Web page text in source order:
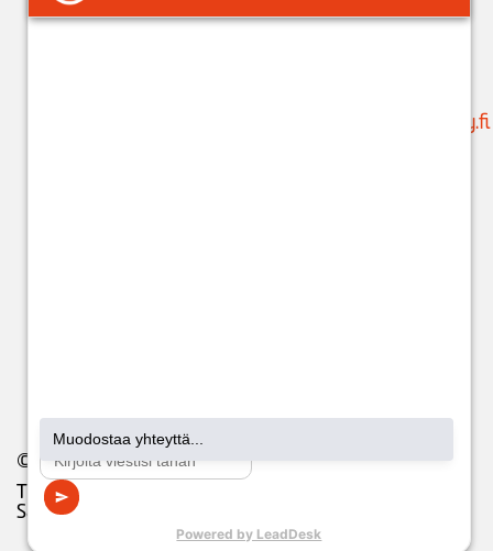
ma-pe klo 9-15
suunnittelu@issoy.fi
© 2026 Issoy. All Rights Reserved.
Tietosuojaseloste
Saavutettavuusseloste